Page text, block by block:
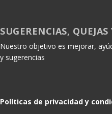
SUGERENCIAS,
Nuestro objetivo es mejorar,
y sugerencias
Políticas de privacidad y